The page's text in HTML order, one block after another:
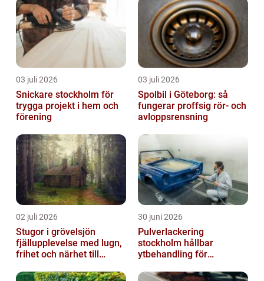
03 juli 2026
Snickare stockholm för
trygga projekt i hem och
förening
03 juli 2026
Spolbil i Göteborg: så
fungerar proffsig rör- och
avloppsrensning
02 juli 2026
Stugor i grövelsjön
fjällupplevelse med lugn,
frihet och närhet till
30 juni 2026
Pulverlackering
stockholm hållbar
ytbehandling för